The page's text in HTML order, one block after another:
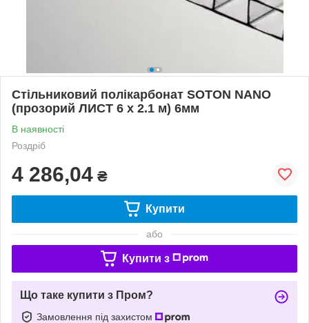
Стільниковий полікарбонат SOTON NANO
(прозорий ЛИСТ 6 х 2.1 м) 6мм
В наявності
Роздріб
4 286,04 ₴
Купити
або
Купити з
Що таке купити з Пром?
Замовлення під захистом